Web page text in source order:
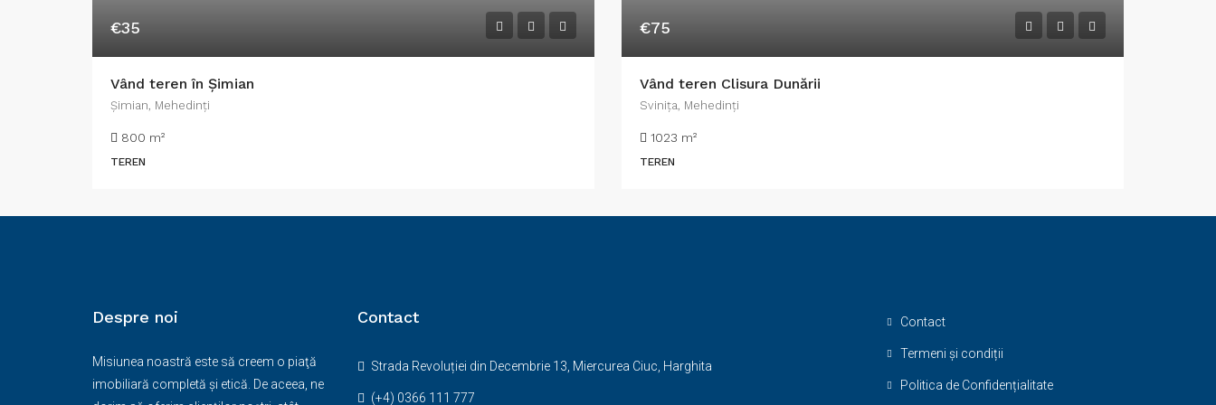
€35
Vând teren în Șimian
Şimian, Mehedinți
800 m²
TEREN
€75
Vând teren Clisura Dunării
Sviniţa, Mehedinți
1023 m²
TEREN
Despre noi
Misiunea noastră este să creem o piaţă
imobiliară completă şi etică. De aceea, ne
Contact
Strada Revoluției din Decembrie 13, Miercurea Ciuc, Harghita
(+4) 0366 111 777
Contact
Termeni și condiții
Politica de Confidențialitate